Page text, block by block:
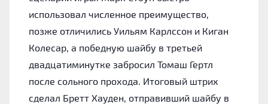
использовал численное преимущество,
позже отличились Уильям Карлссон и Киган
Колесар, а победную шайбу в третьей
двадцатиминутке забросил Томаш Гертл
после сольного прохода. Итоговый штрих
сделал Бретт Хауден, отправивший шайбу в